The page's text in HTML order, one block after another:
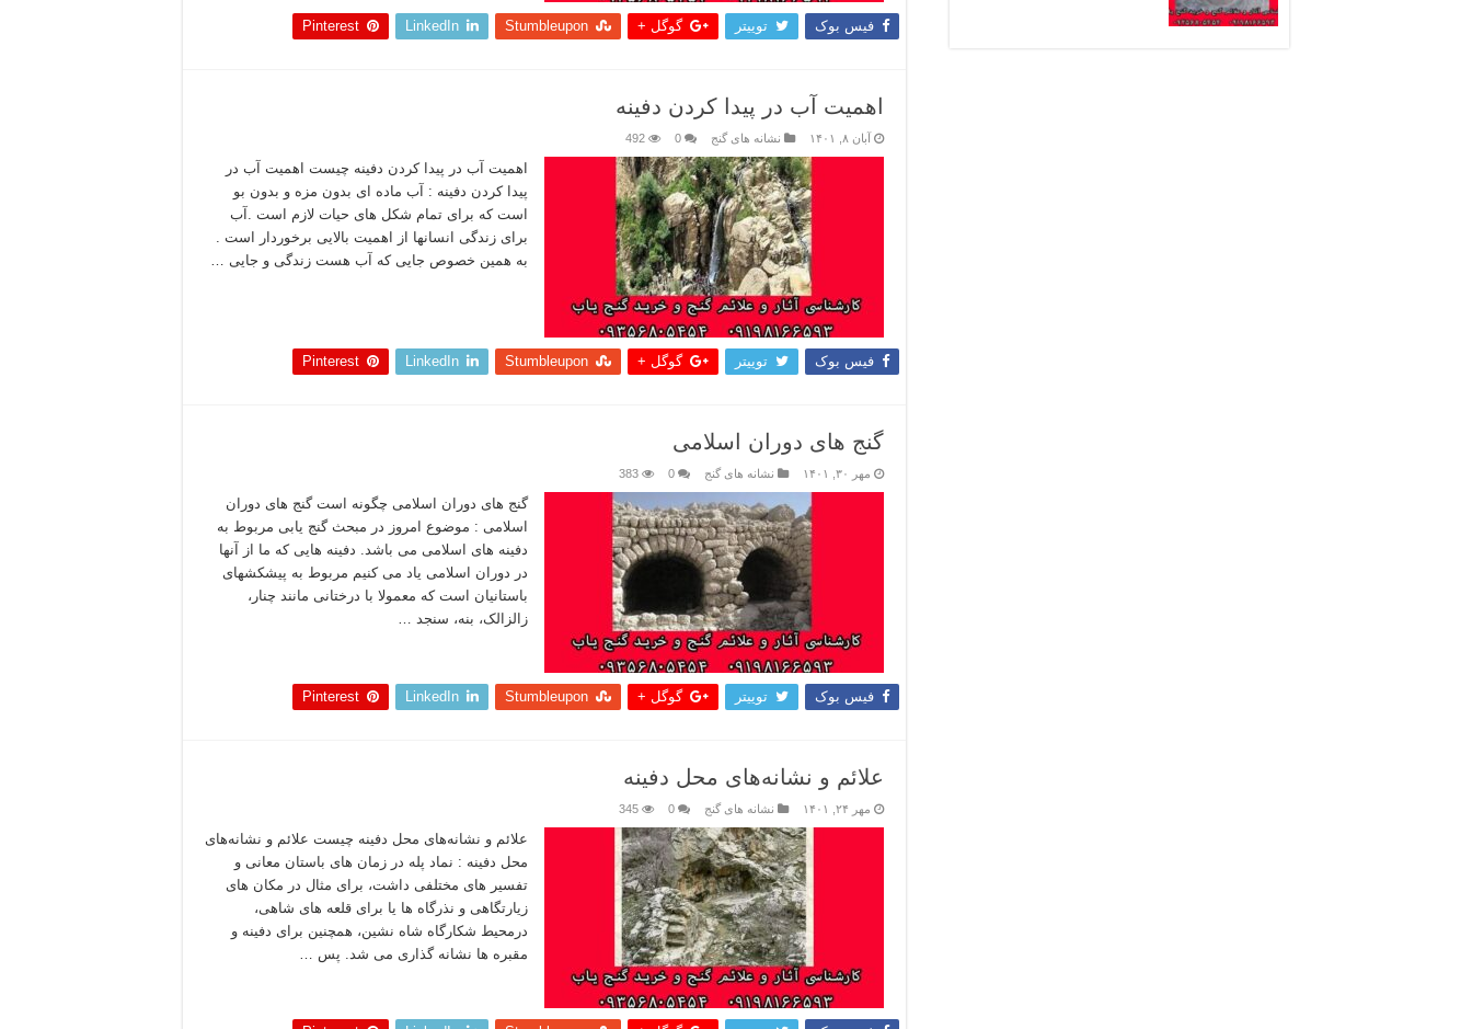
فیس بوک توییتر گوگل + Stumbleupon
LinkedIn
Pinterest
اهمیت آب در پیدا کردن دفینه
آبان ۸, ۱۴۰۱ نشانه های گنج 0
492
اهمیت آب در پیدا کردن دفینه چیست اهمیت آب در
پیدا کردن دفینه : آب ماده ای بدون مزه و بدون بو
است که برای تمام شکل های حیات لازم است .آب
برای زندگی انسانها از اهمیت بالایی برخوردار است .
به همین خصوص جایی که آب هست زندگی و جایی …
فیس بوک توییتر گوگل + Stumbleupon
LinkedIn
Pinterest
گنج های دوران اسلامی
مهر ۳۰, ۱۴۰۱ نشانه های گنج 0
383
گنج های دوران اسلامی چگونه است گنج های دوران
اسلامی : موضوع امروز در مبحث گنج یابی مربوط به
دفینه های اسلامی می باشد. دفینه هایی که ما از آنها
در دوران اسلامی یاد می کنیم مربوط به پیشکشهای
باستانیان است که معمولا با درختانی مانند چنار،
زالزالک، بنه، سنجد …
فیس بوک توییتر گوگل + Stumbleupon
LinkedIn
Pinterest
علائم و نشانه‌های محل دفینه
مهر ۲۴, ۱۴۰۱ نشانه های گنج 0
345
علائم و نشانه‌های محل دفینه چیست علائم و نشانه‌های
محل دفینه : نماد پله در زمان های باستان معانی و
تفسیر های مختلفی داشت، برای مثال در مکان های
زیارتگاهی و نذرگاه ها یا برای قلعه های شاهی،
درمحیط شکارگاه شاه نشین، همچنین برای دفینه و
مقبره ها نشانه گذاری می شد. پس …